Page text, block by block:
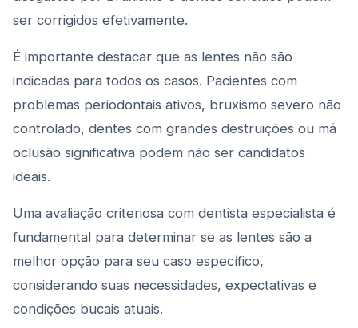
ser corrigidos efetivamente.
É importante destacar que as lentes não são
indicadas para todos os casos. Pacientes com
problemas periodontais ativos, bruxismo severo não
controlado, dentes com grandes destruições ou má
oclusão significativa podem não ser candidatos
ideais.
Uma avaliação criteriosa com dentista especialista é
fundamental para determinar se as lentes são a
melhor opção para seu caso específico,
considerando suas necessidades, expectativas e
condições bucais atuais.